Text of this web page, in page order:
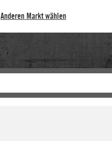
Anderen Markt wählen